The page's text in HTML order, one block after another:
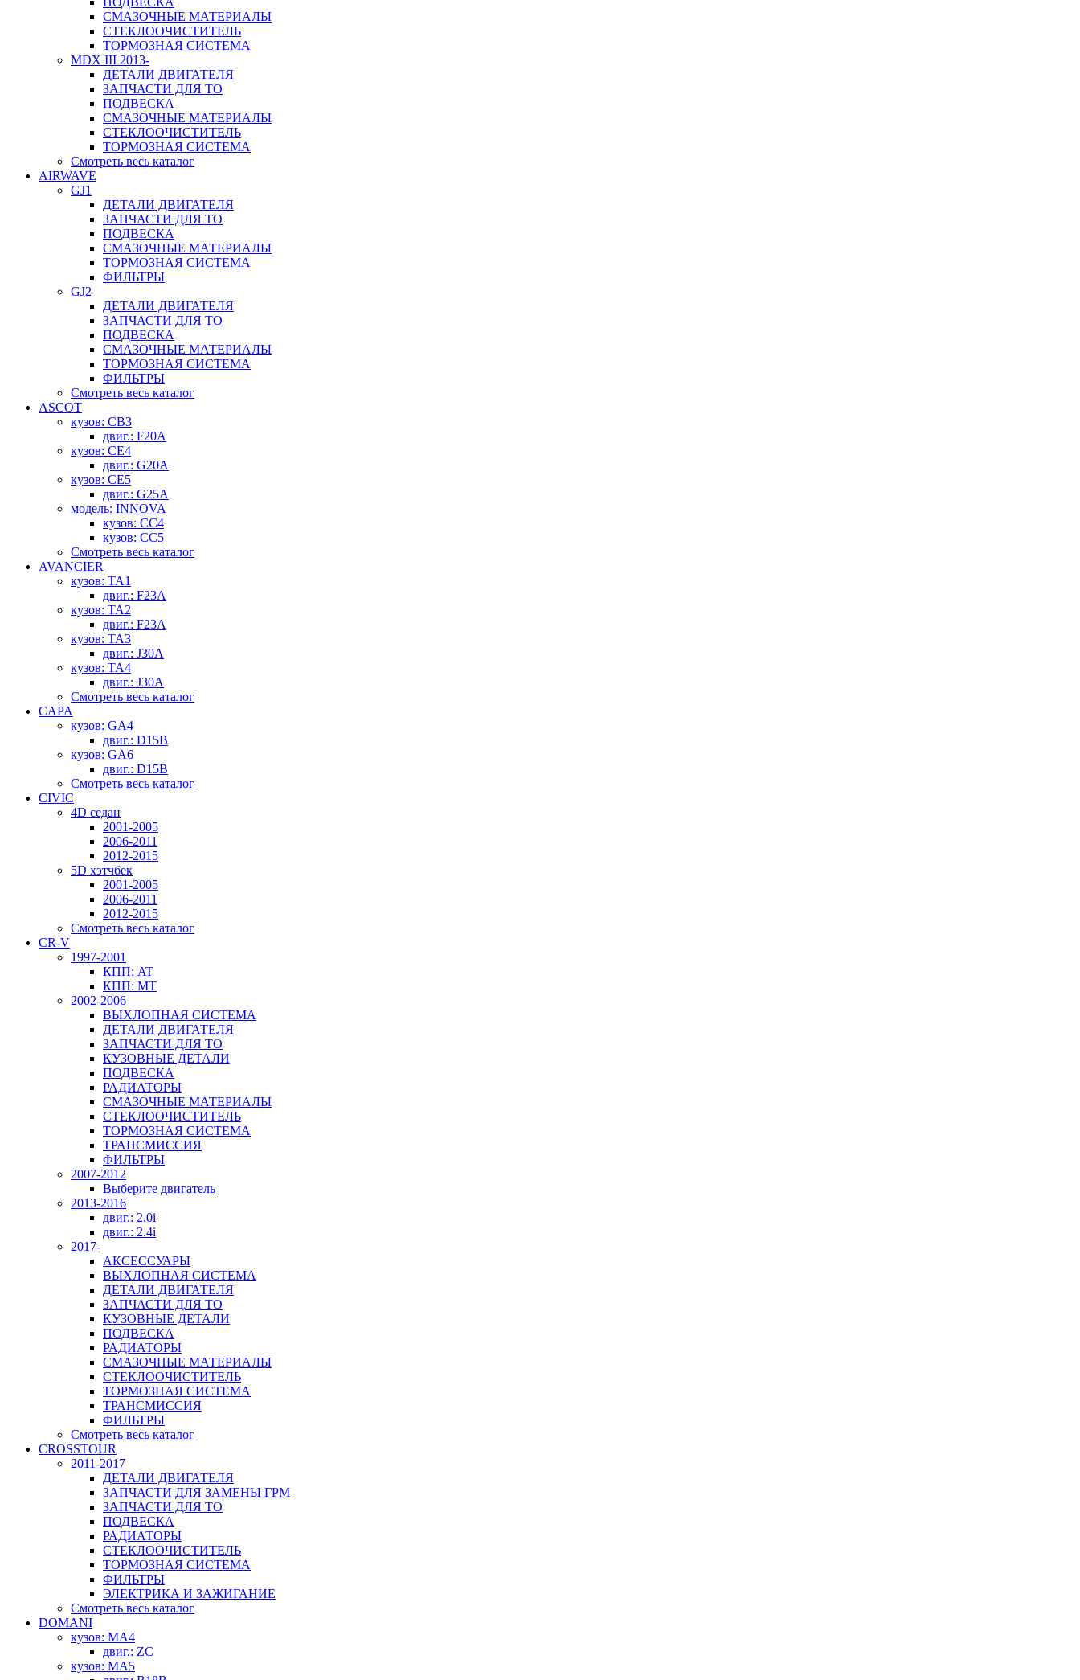
СМАЗОЧНЫЕ МАТЕРИАЛЫ
СТЕКЛООЧИСТИТЕЛЬ
ТОРМОЗНАЯ СИСТЕМА
MDX III 2013-
ДЕТАЛИ ДВИГАТЕЛЯ
ЗАПЧАСТИ ДЛЯ ТО
ПОДВЕСКА
СМАЗОЧНЫЕ МАТЕРИАЛЫ
СТЕКЛООЧИСТИТЕЛЬ
ТОРМОЗНАЯ СИСТЕМА
Смотреть весь каталог
AIRWAVE
GJ1
ДЕТАЛИ ДВИГАТЕЛЯ
ЗАПЧАСТИ ДЛЯ ТО
ПОДВЕСКА
СМАЗОЧНЫЕ МАТЕРИАЛЫ
ТОРМОЗНАЯ СИСТЕМА
ФИЛЬТРЫ
GJ2
ДЕТАЛИ ДВИГАТЕЛЯ
ЗАПЧАСТИ ДЛЯ ТО
ПОДВЕСКА
СМАЗОЧНЫЕ МАТЕРИАЛЫ
ТОРМОЗНАЯ СИСТЕМА
ФИЛЬТРЫ
Смотреть весь каталог
ASCOT
кузов: CB3
двиг.: F20A
кузов: CE4
двиг.: G20A
кузов: CE5
двиг.: G25A
модель: INNOVA
кузов: CC4
кузов: CC5
Смотреть весь каталог
AVANCIER
кузов: TA1
двиг.: F23A
кузов: TA2
двиг.: F23A
кузов: TA3
двиг.: J30A
кузов: TA4
двиг.: J30A
Смотреть весь каталог
CAPA
кузов: GA4
двиг.: D15B
кузов: GA6
двиг.: D15B
Смотреть весь каталог
CIVIC
4D седан
2001-2005
2006-2011
2012-2015
5D хэтчбек
2001-2005
2006-2011
2012-2015
Смотреть весь каталог
CR-V
1997-2001
КПП: AT
КПП: MT
2002-2006
ВЫХЛОПНАЯ СИСТЕМА
ДЕТАЛИ ДВИГАТЕЛЯ
ЗАПЧАСТИ ДЛЯ ТО
КУЗОВНЫЕ ДЕТАЛИ
ПОДВЕСКА
РАДИАТОРЫ
СМАЗОЧНЫЕ МАТЕРИАЛЫ
СТЕКЛООЧИСТИТЕЛЬ
ТОРМОЗНАЯ СИСТЕМА
ТРАНСМИССИЯ
ФИЛЬТРЫ
2007-2012
Выберите двигатель
2013-2016
двиг.: 2.0i
двиг.: 2.4i
2017-
АКСЕССУАРЫ
ВЫХЛОПНАЯ СИСТЕМА
ДЕТАЛИ ДВИГАТЕЛЯ
ЗАПЧАСТИ ДЛЯ ТО
КУЗОВНЫЕ ДЕТАЛИ
ПОДВЕСКА
РАДИАТОРЫ
СМАЗОЧНЫЕ МАТЕРИАЛЫ
СТЕКЛООЧИСТИТЕЛЬ
ТОРМОЗНАЯ СИСТЕМА
ТРАНСМИССИЯ
ФИЛЬТРЫ
Смотреть весь каталог
CROSSTOUR
2011-2017
ДЕТАЛИ ДВИГАТЕЛЯ
ЗАПЧАСТИ ДЛЯ ЗАМЕНЫ ГРМ
ЗАПЧАСТИ ДЛЯ ТО
ПОДВЕСКА
РАДИАТОРЫ
СТЕКЛООЧИСТИТЕЛЬ
ТОРМОЗНАЯ СИСТЕМА
ФИЛЬТРЫ
ЭЛЕКТРИКА И ЗАЖИГАНИЕ
Смотреть весь каталог
DOMANI
кузов: MA4
двиг.: ZC
кузов: MA5